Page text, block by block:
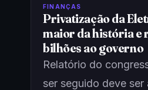
FINANÇAS
Privatização da
maior da história e
bilhões ao governo
Relatório do
ser seguido deve